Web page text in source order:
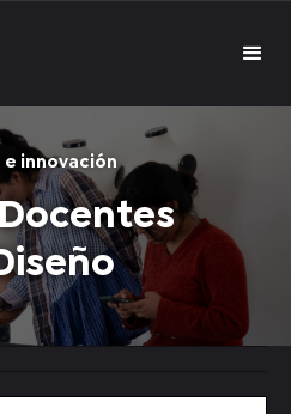
innovación